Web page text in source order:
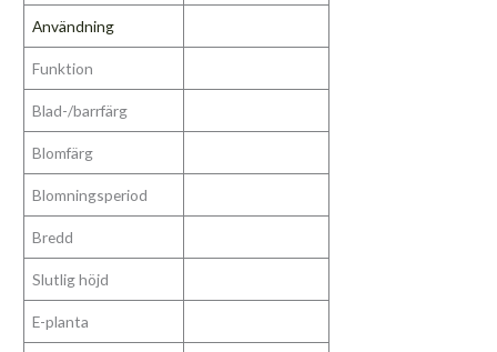
Användning
Funktion
Blad-/barrfärg
Blomfärg
Blomningsperiod
Bredd
Slutlig höjd
E-planta